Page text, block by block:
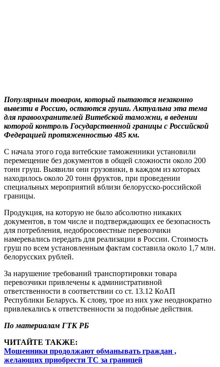
Популярным товаром, который пытаются незаконно
вывезти в Россию, остаются груши. Актуальна эта тема
для правоохранителей Витебской таможни, в ведении
которой контроль Государственной границы с Российской
Федерацией протяженностью 485 км.
С начала этого года витебские таможенники установили
перемещение без документов в общей сложности около 200
тонн груш. Выявили они грузовики, в каждом из которых
находилось около 20 тонн фруктов, при проведении
специальных мероприятий вблизи белорусско-российской
границы.
Продукция, на которую не было абсолютно никаких
документов, в том числе и подтверждающих ее безопасность
для потребления, недобросовестные перевозчики
намеревались передать для реализации в России. Стоимость
груш по всем установленным фактам составила около 1,7 млн.
белорусских рублей.
За нарушение требований транспортировки товара
перевозчики привлечены к административной
ответственности в соответствии со ст. 13.12 КоАП
Республики Беларусь. К слову, трое из них уже неоднократно
привлекались к ответственности за подобные действия.
По материалам ГТК РБ
ЧИТАЙТЕ ТАКЖЕ:
Мошенники продолжают обманывать граждан ,
желающих приобрести ТС за границей